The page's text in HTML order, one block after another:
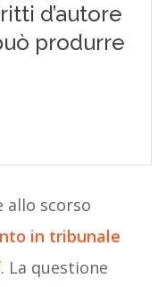
allo scorso
in tribunale
. La questione